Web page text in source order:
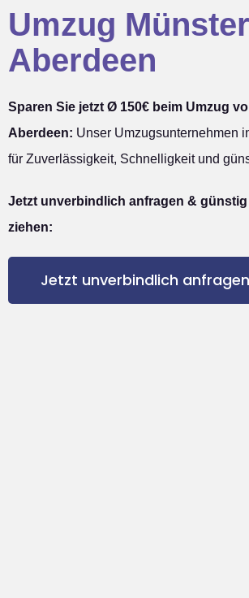
Umzug Münster
Aberdeen
Sparen Sie jetzt Ø 150€ beim Umzug
Aberdeen: Unser Umzugsunternehmen
für Zuverlässigkeit, Schnelligkeit und
Jetzt unverbindlich anfragen &
ziehen:
Jetzt unverbindlich